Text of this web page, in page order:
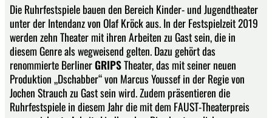
Die Ruhrfestspiele bauen den Bereich Kinder- und Jugendtheater
unter der Intendanz von Olaf Kröck aus. In der Festspielzeit 2019
werden zehn Theater mit ihren Arbeiten zu Gast sein, die in
diesem Genre als wegweisend gelten. Dazu gehört das
renommierte BerlinerGRIPSTheater, das mit seiner neuen
Produktion „Dschabber“ von Marcus Youssef in der Regie von
Jochen Strauch zu Gast sein wird. Zudem präsentieren die
Ruhrfestspiele in diesem Jahr die mit dem FAUST-Theaterpreis